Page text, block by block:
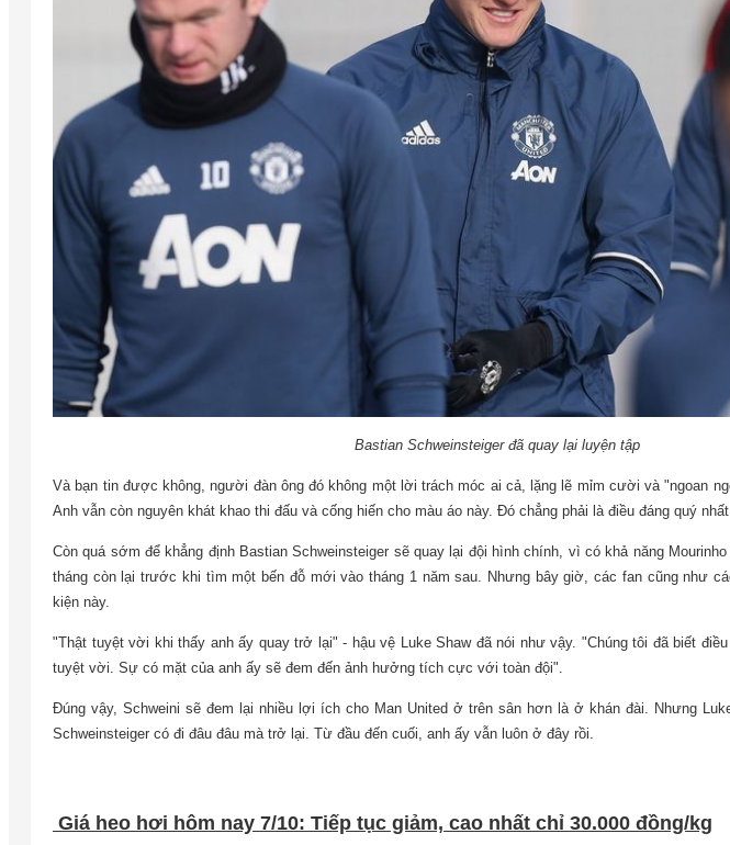
Bastian Schweinsteiger đã quay lại luyện tập
Và bạn tin được không, người đàn ông đó không một lời trách móc ai cả, lặng lẽ mỉm cười và "ngoan
Anh vẫn còn nguyên khát khao thi đấu và cống hiến cho màu áo này. Đó chẳng phải là điều đáng quý
Còn quá sớm để khẳng định Bastian Schweinsteiger sẽ quay lại đội hình chính, vì có khả năng
tháng còn lại trước khi tìm một bến đỗ mới vào tháng 1 năm sau. Nhưng bây giờ, các fan cũng như
kiện này.
"Thật tuyệt vời khi thấy anh ấy quay trở lại" - hậu vệ Luke Shaw đã nói như vậy. "Chúng tôi đã biết
tuyệt vời. Sự có mặt của anh ấy sẽ đem đến ảnh hưởng tích cực với toàn đội".
Đúng vậy, Schweini sẽ đem lại nhiều lợi ích cho Man United ở trên sân hơn là ở khán đài. Nhưng
Schweinsteiger có đi đâu đâu mà trở lại. Từ đầu đến cuối, anh ấy vẫn luôn ở đây rồi.
Giá heo hơi hôm nay 7/10: Tiếp tục giảm, cao nhất chỉ 30.000 đồng/kg